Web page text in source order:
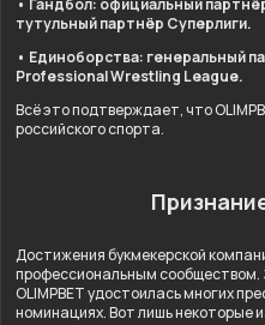
• Гандбол: официальный
тутульный партнёр Суперлиги.
• Единоборства: генеральный
Professional Wrestling League.
Всё это подтверждает, что
российского спорта.
Достижения букмекерской
профессиональным сообществом.
OLIMPBET удостоилась многих
номинациях. Вот лишь некоторые